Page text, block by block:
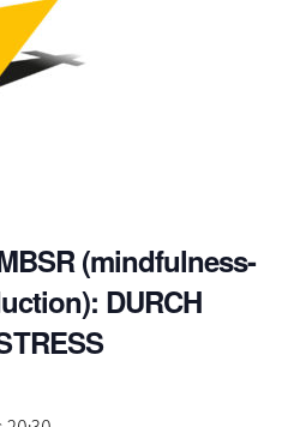
(mindfulness-
DURCH